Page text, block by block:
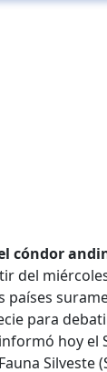
cóndor
del
países
para
hoy el
Silveste